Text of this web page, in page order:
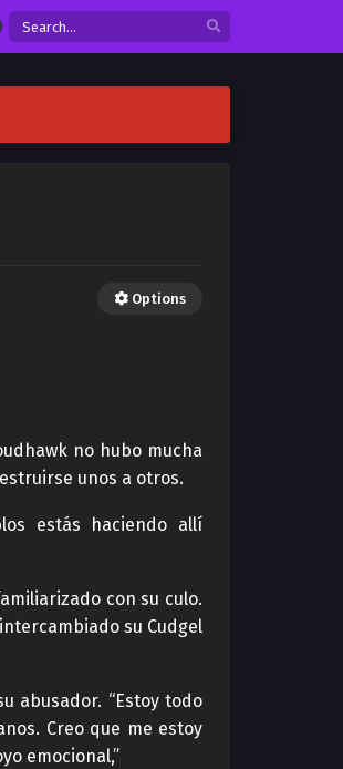
Options
no hubo mucha
unos a otros.
estás haciendo allí
con su culo.
su Cudgel
abusador. “Estoy todo
Creo que me estoy
emocional,”